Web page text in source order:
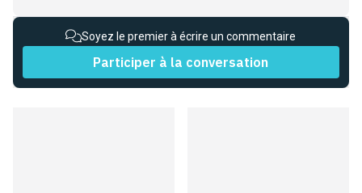
Soyez le premier à écrire un commentaire
Participer à la conversation